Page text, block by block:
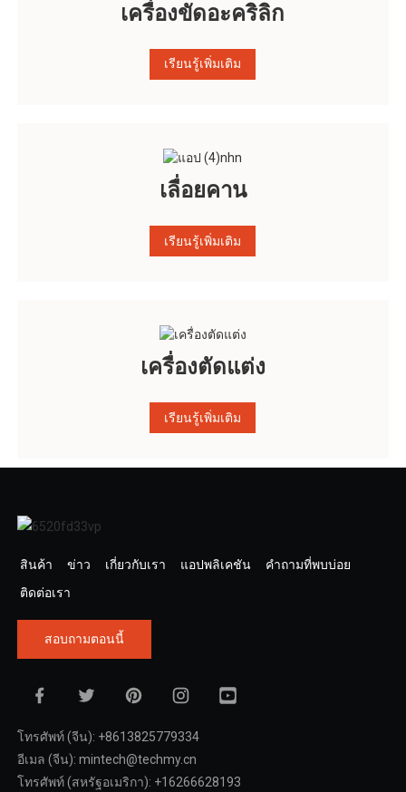
เครื่องขัดอะคริลิก
เรียนรู้เพิ่มเติม
เลื่อยคาน
เรียนรู้เพิ่มเติม
เครื่องตัดแต่ง
เรียนรู้เพิ่มเติม
สินค้า ข่าว เกี่ยวกับเรา แอปพลิเคชัน
คำถามที่พบบ่อย
ติดต่อเรา
สอบถามตอนนี้
โทรศัพท์ (จีน): +8613825779334
อีเมล (จีน): mintech@techmy.cn
โทรศัพท์ (สหรัฐอเมริกา): +16266628193